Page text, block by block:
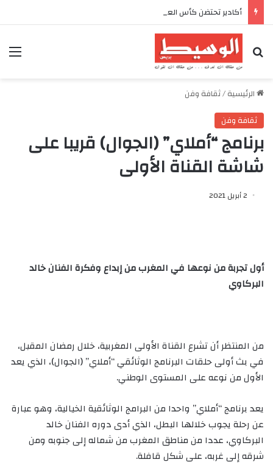
بحث عن
الرئيسية/ثقافة وفن
ثقافة وفن
برنامج “أملاي” (الجوال) قريبا على
شاشة القناة الأولى
2 أبريل 2021
أول تجربة من نوعها في المغرب من إبداع وفكرة الفنان خالد
البركاوي
من المنتظر أن تشرع القناة الأولى المغربية، خلال رمضان المقبل،
في بث أولى حلقات البرنامج الوثائقي “أملاي” (الجوال)، الذي يعد
الأول من نوعه على المستوى الوطني.
يعد برنامج “أملاي” واحدا من البرامج الوثائقية الخيالية، وهو عبارة
عن رحلة يجوب خلالها البطل، الذي أدى دوره الفنان خالد
البركاوي، عددا من مناطق المغرب من شماله إلى جنوبه ومن
شرقه إلى غربه، على شكل قافلة.